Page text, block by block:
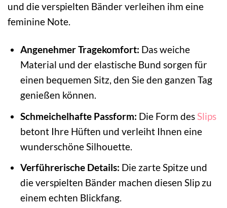
und die verspielten Bänder verleihen ihm eine
feminine Note.
Angenehmer Tragekomfort: Das weiche
Material und der elastische Bund sorgen für
einen bequemen Sitz, den Sie den ganzen Tag
genießen können.
Schmeichelhafte Passform: Die Form desSlips
betont Ihre Hüften und verleiht Ihnen eine
wunderschöne Silhouette.
Verführerische Details: Die zarte Spitze und
die verspielten Bänder machen diesen Slip zu
einem echten Blickfang.